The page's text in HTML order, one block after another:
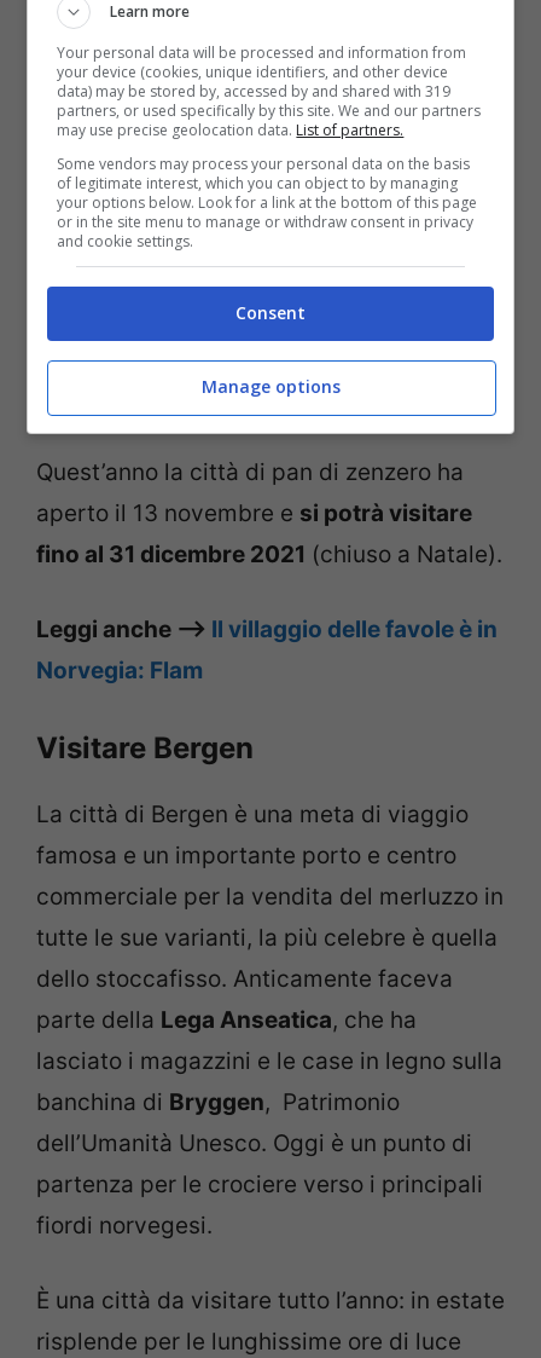
crescere la città di pan di zenzero.
Arrivano anche donazioni dall’estero, da
Germania, Lettonia, Regno Unito, e anche
da altre città della stessa Norvegia.
Così Pepperkakebyen si arricchisce ogni
anno di nuovi edifici, casette, palazzi,
chiese, torri, castelli e personaggi. Tutti
rigorosamente realizzati con il pan di
Quest’anno la città di pan di zenzero ha
aperto il 13 novembre e si potrà visitare
fino al 31 dicembre 2021 (chiuso a Natale).
Leggi anche –> Il villaggio delle favole è in
Norvegia: Flam
Visitare Bergen
La città di Bergen è una meta di viaggio
famosa e un importante porto e centro
commerciale per la vendita del merluzzo in
tutte le sue varianti, la più celebre è quella
dello stoccafisso. Anticamente faceva
parte della Lega Anseatica, che ha
lasciato i magazzini e le case in legno sulla
banchina di Bryggen, Patrimonio
dell’Umanità Unesco. Oggi è un punto di
partenza per le crociere verso i principali
fiordi norvegesi.
È una città da visitare tutto l’anno: in estate
risplende per le lunghissime ore di luce
Learn more
Your personal data will be processed and information from
your device (cookies, unique identifiers, and other device
data) may be stored by, accessed by and shared with 319
partners, or used specifically by this site. We and our partners
may use precise geolocation data. List of partners.
Some vendors may process your personal data on the basis
of legitimate interest, which you can object to by managing
your options below. Look for a link at the bottom of this page
or in the site menu to manage or withdraw consent in privacy
and cookie settings.
Consent
Manage options